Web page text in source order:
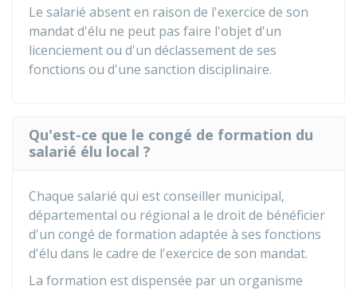
Le salarié absent en raison de l'exercice de son
mandat d'élu ne peut pas faire l'objet d'un
licenciement ou d'un déclassement de ses
fonctions ou d'une sanction disciplinaire.
Qu'est-ce que le congé de formation du
salarié élu local ?
Chaque salarié qui est conseiller municipal,
départemental ou régional a le droit de bénéficier
d'un congé de formation adaptée à ses fonctions
d'élu dans le cadre de l'exercice de son mandat.
La formation est dispensée par un organisme